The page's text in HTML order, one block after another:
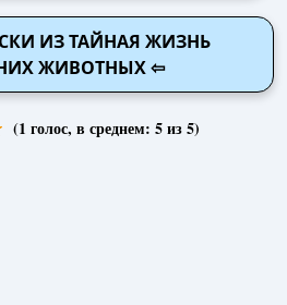
ИЗ ТАЙНАЯ ЖИЗНЬ
ЖИВОТНЫХ ⇦
(1 голос, в среднем: 5из 5)